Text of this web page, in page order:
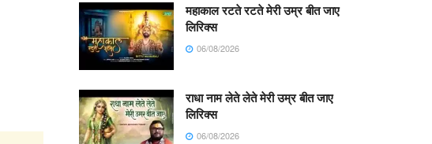
महाकाल रटते रटते मेरी उम्र बीत जाए
लिरिक्स
06/08/2026
राधा नाम लेते लेते मेरी उम्र बीत जाए
लिरिक्स
06/08/2026